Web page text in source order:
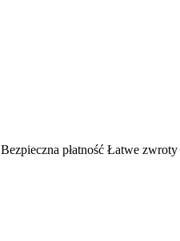
Bezpieczna płatność Łatwe zwroty